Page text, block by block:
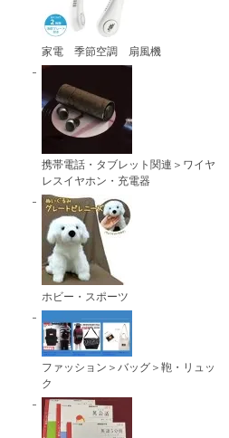
家電 季節空調 扇風機
携帯電話・タブレット関連＞ワイヤ
レスイヤホン・充電器
ホビー・スポーツ
ファッション＞バッグ＞鞄・リュッ
ク